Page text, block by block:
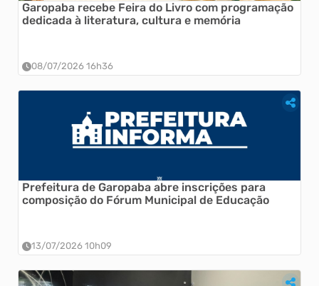
Garopaba recebe Feira do Livro com programação
dedicada à literatura, cultura e memória
08/07/2026 16h36
Prefeitura de Garopaba abre inscrições para
composição do Fórum Municipal de Educação
13/07/2026 10h09